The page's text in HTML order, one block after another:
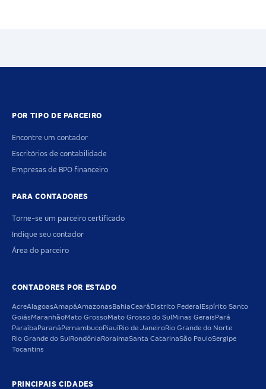
POR TIPO DE PARCEIRO
Encontre um contador
Escritórios de contabilidade
Empresas de BPO financeiro
PARA CONTADORES
Torne-se um parceiro certificado
Indique seu contador
Área do parceiro
CONTADORES POR ESTADO
AcreAlagoasAmapáAmazonas BahiaCeará Distrito Federal Espírito Santo
GoiásMaranhãoMato GrossoMato Grosso do Sul Minas Gerais Pará
Paraíba Paraná PernambucoPiauíRio de JaneiroRio Grande do Norte
Rio Grande do Sul Rondônia RoraimaSanta CatarinaSão PauloSergipe
Tocantins
PRINCIPAIS CIDADES